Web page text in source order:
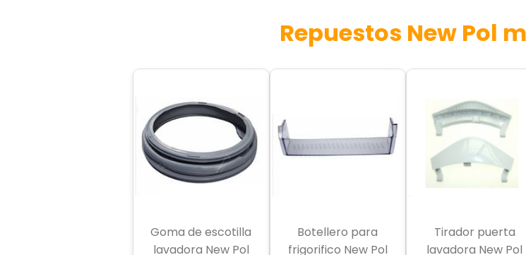
Repuestos New Pol
Goma de escotilla
lavadora New Pol
Botellero para
frigorifico New Pol
Tirador puerta
lavadora New Pol